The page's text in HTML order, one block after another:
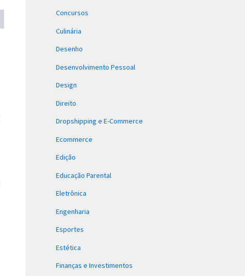
Concursos
Culinária
Desenho
Desenvolvimento Pessoal
Design
Direito
Dropshipping e E-Commerce
Ecommerce
Edição
Educação Parental
Eletrônica
Engenharia
Esportes
Estética
Finanças e Investimentos